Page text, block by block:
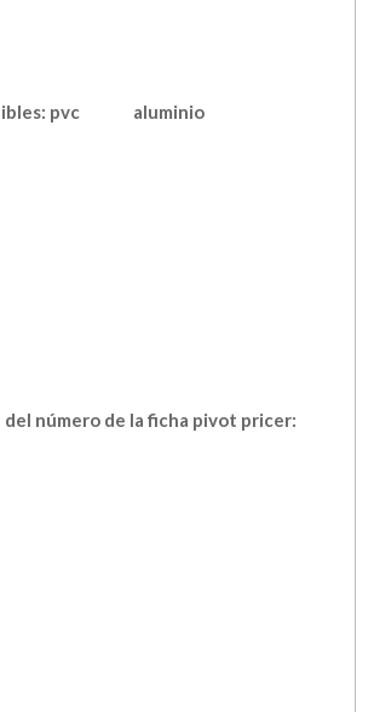
pvc aluminio
número de la ficha pivot pricer: